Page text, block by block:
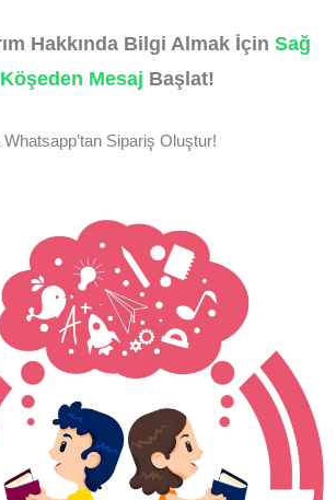
Hakkında Bilgi Almak İçin Sağ
Mesaj Başlat!
Sipariş Oluştur!